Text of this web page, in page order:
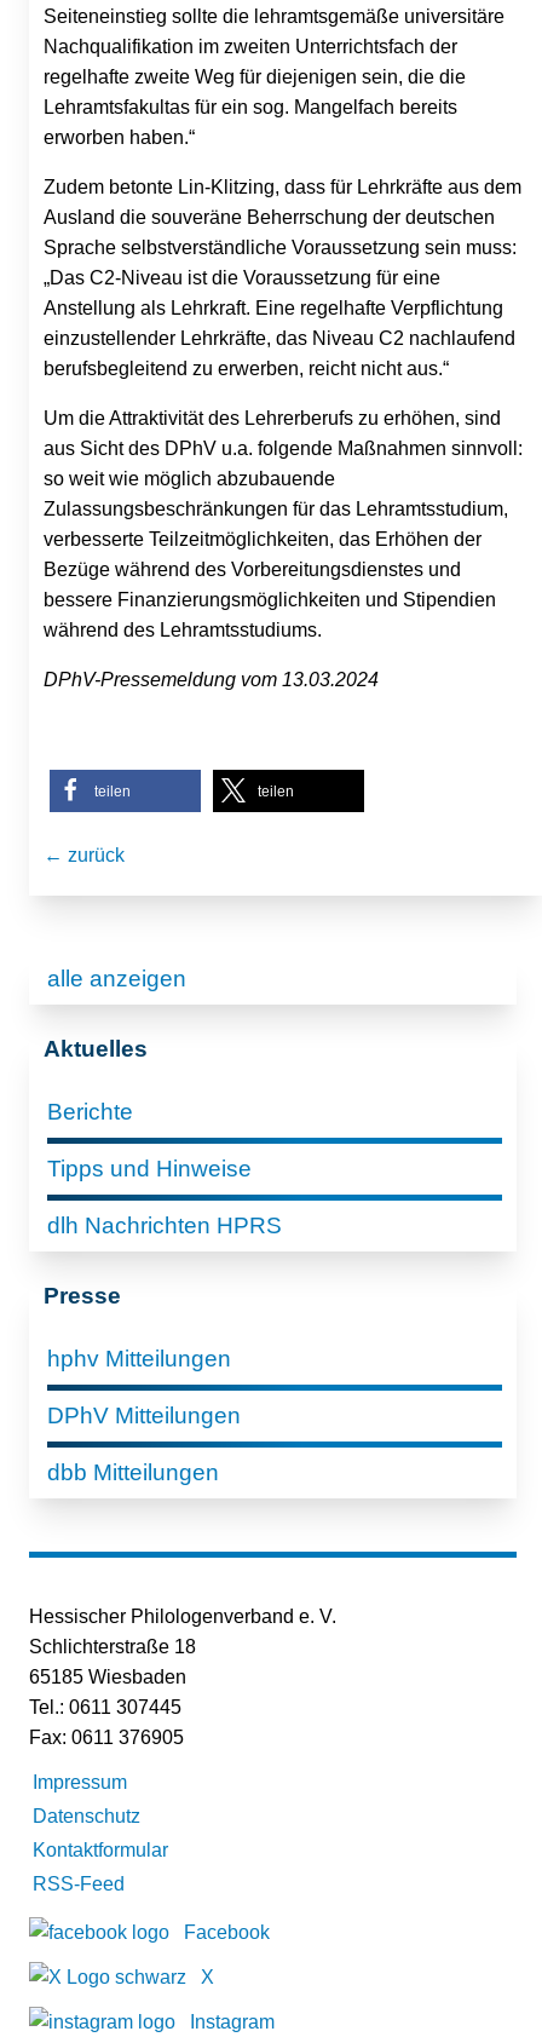
Seiteneinstieg sollte die lehramtsgemäße universitäre
Nachqualifikation im zweiten Unterrichtsfach der
regelhafte zweite Weg für diejenigen sein, die die
Lehramtsfakultas für ein sog. Mangelfach bereits
erworben haben.“
Zudem betonte Lin-Klitzing, dass für Lehrkräfte aus dem
Ausland die souveräne Beherrschung der deutschen
Sprache selbstverständliche Voraussetzung sein muss:
„Das C2-Niveau ist die Voraussetzung für eine
Anstellung als Lehrkraft. Eine regelhafte Verpflichtung
einzustellender Lehrkräfte, das Niveau C2 nachlaufend
berufsbegleitend zu erwerben, reicht nicht aus.“
Um die Attraktivität des Lehrerberufs zu erhöhen, sind
aus Sicht des DPhV u.a. folgende Maßnahmen sinnvoll:
so weit wie möglich abzubauende
Zulassungsbeschränkungen für das Lehramtsstudium,
verbesserte Teilzeitmöglichkeiten, das Erhöhen der
Bezüge während des Vorbereitungsdienstes und
bessere Finanzierungsmöglichkeiten und Stipendien
während des Lehramtsstudiums.
DPhV-Pressemeldung vom 13.03.2024
teilen teilen
← zurück
alle anzeigen
Aktuelles
Berichte
Tipps und Hinweise
dlh Nachrichten HPRS
Presse
hphv Mitteilungen
DPhV Mitteilungen
dbb Mitteilungen
Hessischer Philologenverband e. V.
Schlichterstraße 18
65185 Wiesbaden
Tel.: 0611 307445
Fax: 0611 376905
Impressum
Datenschutz
Kontaktformular
RSS-Feed
Facebook
X
Instagram